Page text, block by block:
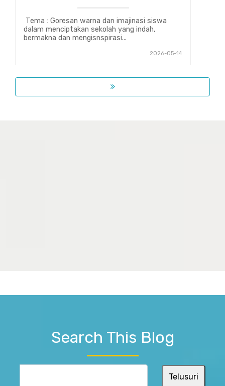
Tema : Goresan warna dan imajinasi siswa
dalam menciptakan sekolah yang indah,
bermakna dan mengisnspirasi...
2026-05-14
Search This Blog